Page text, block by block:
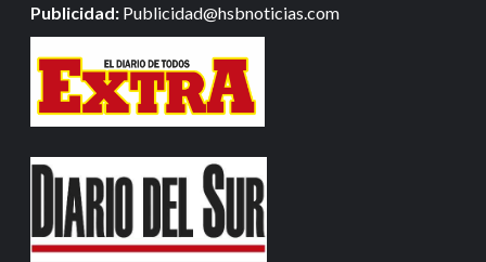
Publicidad: Publicidad@hsbnoticias.com